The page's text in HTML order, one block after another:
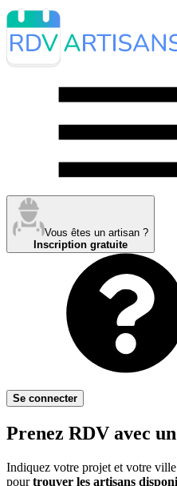
Vous êtes un artisan ?
Inscription gratuite
Se connecter
Prenez RDV avec
Indiquez votre projet et votre ville
pourtrouver les artisans